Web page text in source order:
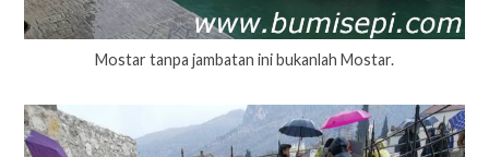
Mostar tanpa jambatan ini bukanlah Mostar.